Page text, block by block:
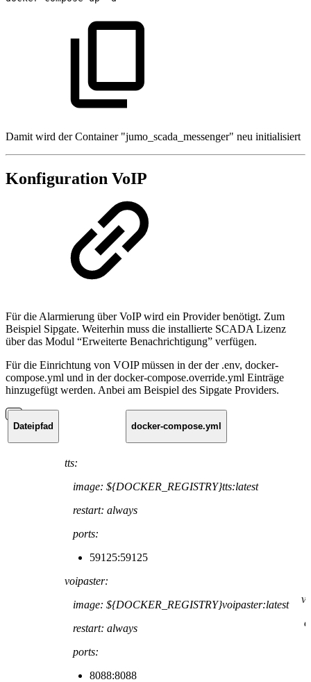
Damit wird der Container "jumo_scada_messenger" neu initialisiert
Konfiguration VoIP
Für die Alarmierung über VoIP wird ein Provider benötigt. Zum
Beispiel Sipgate. Weiterhin muss die installierte SCADA Lizenz
über das Modul “Erweiterte Benachrichtigung” verfügen.
Für die Einrichtung von VOIP müssen in der der .env, docker-
compose.yml und in der docker-compose.override.yml Einträge
hinzugefügt werden. Anbei am Beispiel des Sipgate Providers.
Dateipfad docker-compose.yml
tts:
image: ${DOCKER_REGISTRY}tts:latest
restart: always
ports:
59125:59125
voipaster:
image: ${DOCKER_REGISTRY}voipaster:latest
restart: always
ports:
8088:8088